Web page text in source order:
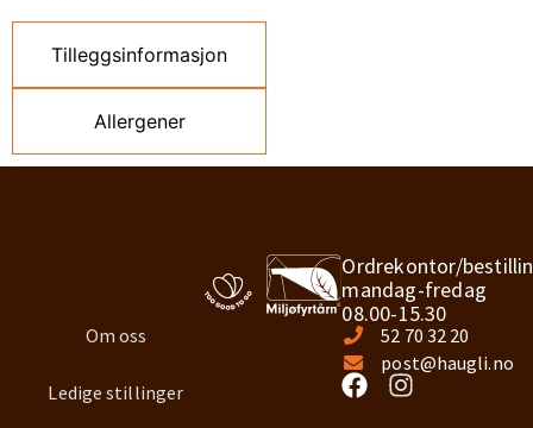
Tilleggsinformasjon
Allergener
Om oss
Ledige stillinger
Ordrekontor/
mandag-fredag
08.00-15.30
52 70 32 20
post@haugli.no